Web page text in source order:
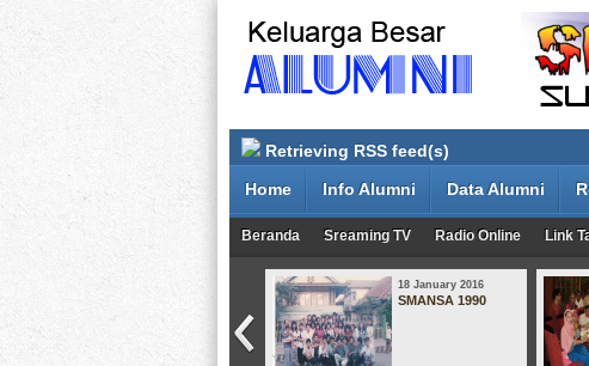
Retrieving RSS feed(s)
Home
Info Alumni Data Alumni
Beranda Sreaming TV Radio Online Link
18 January 2016
SMANSA 1990